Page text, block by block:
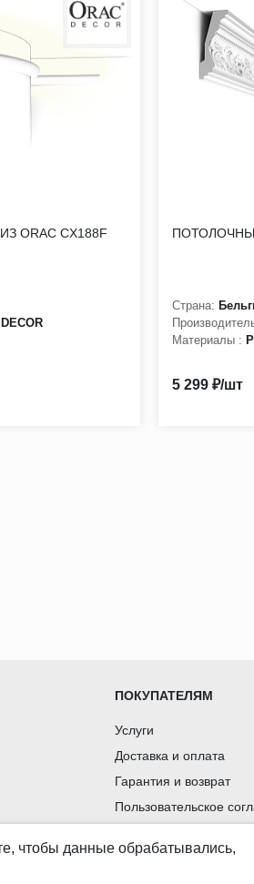
ORAC CX188F
Страна:
Материалы :
5 299 ₽/шт
ПОКУПАТЕЛЯМ
Услуги
Доставка и оплата
Гарантия и возврат
Пользовательское
Политика в
чтобы данные обрабатывались,